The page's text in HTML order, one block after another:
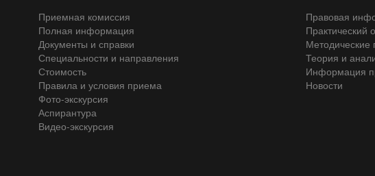
Приемная комиссия
Полная информация
Документы и справки
Специальности и направления
Стоимость
Правила и условия приема
Фото-экскурсия
Аспирантура
Видео-экскурсия
Правовая
Практический
Методические
Теория и
Информация
Новости